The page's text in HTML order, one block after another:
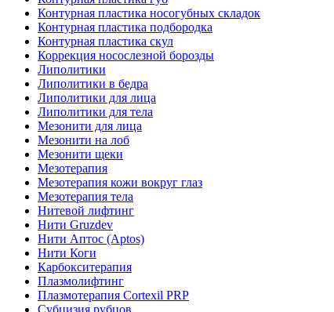
Контурная пластика носогубных складок
Контурная пластика подбородка
Контурная пластика скул
Коррекция носослезной борозды
Липолитики
Липолитики в бедра
Липолитики для лица
Липолитики для тела
Мезонити для лица
Мезонити на лоб
Мезонити щеки
Мезотерапия
Мезотерапия кожи вокруг глаз
Мезотерапия тела
Нитевой лифтинг
Нити Gruzdev
Нити Аптос (Aptos)
Нити Коги
Карбокситерапия
Плазмолифтинг
Плазмотерапия Сortexil PRP
Субцизия рубцов